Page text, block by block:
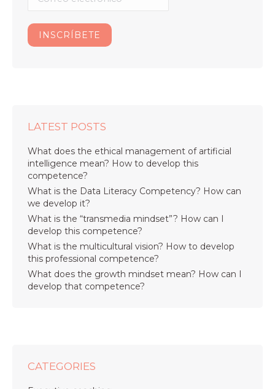
LATEST POSTS
What does the ethical management of artificial
intelligence mean? How to develop this
competence?
What is the Data Literacy Competency? How can
we develop it?
What is the “transmedia mindset”? How can I
develop this competence?
What is the multicultural vision? How to develop
this professional competence?
What does the growth mindset mean? How can I
develop that competence?
CATEGORIES